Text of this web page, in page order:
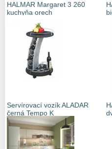
HALMAR Margaret 3 260
kuchyňa orech
Servírovací vozík ALADAR
černá Tempo K